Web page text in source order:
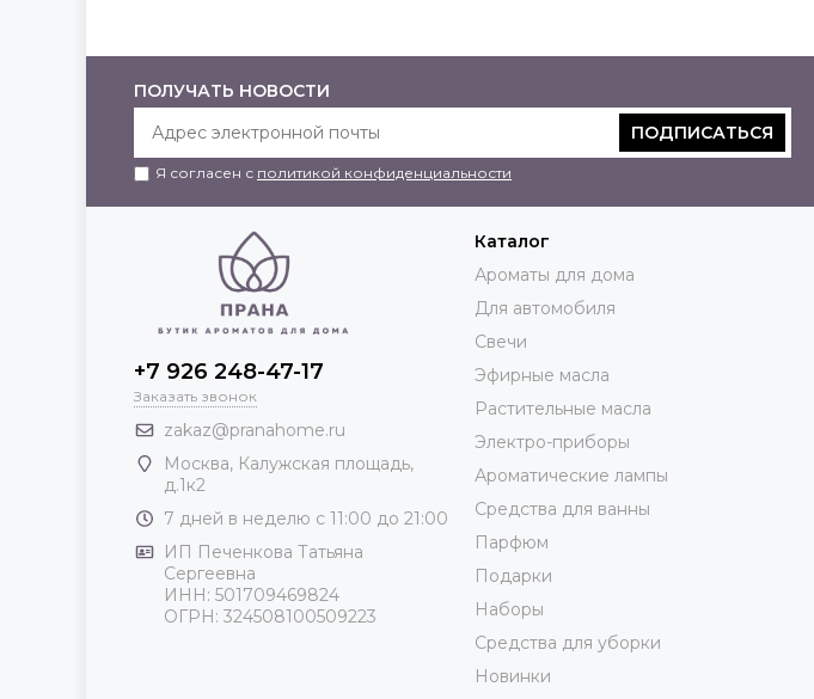
ПОЛУЧАТЬ НОВОСТИ
ПОДПИСАТЬСЯ
Я согласен с политикой конфиденциальности
+7 926 248-47-17
Заказать звонок
zakaz@pranahome.ru
Москва, Калужская площадь,
д.1к2
7 дней в неделю с 11:00 до 21:00
ИП Печенкова Татьяна
Сергеевна
ИНН: 501709469824
ОГРН: 324508100509223
Каталог
Ароматы для дома
Для автомобиля
Свечи
Эфирные масла
Растительные масла
Электро-приборы
Ароматические лампы
Средства для ванны
Парфюм
Подарки
Наборы
Средства для уборки
Новинки